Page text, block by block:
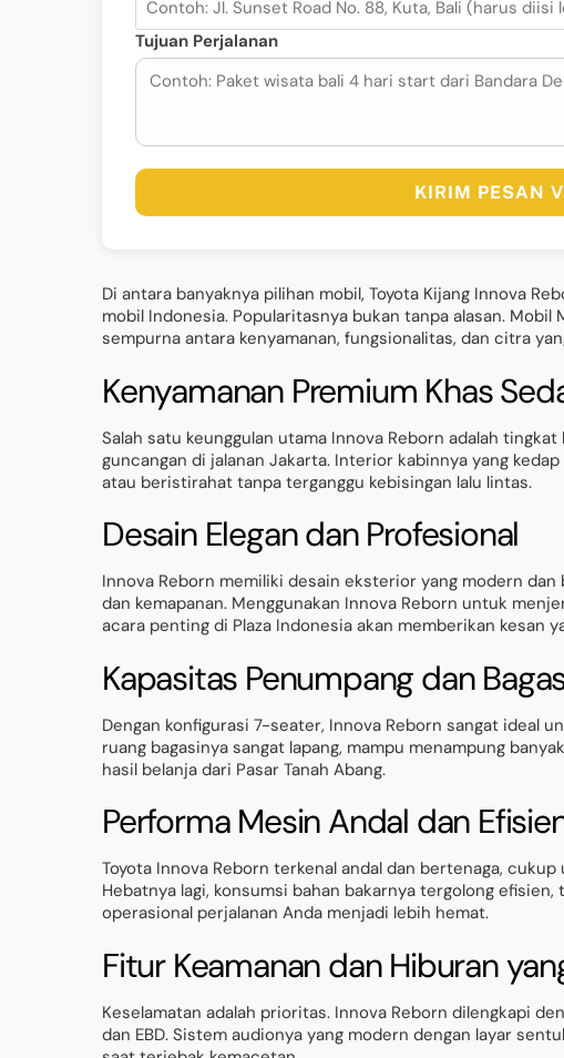
Tujuan Perjalanan
KIRIM PESAN
Di antara banyaknya pilihan mobil, Toyota Kijang Innova
mobil Indonesia. Popularitasnya bukan tanpa alasan.
sempurna antara kenyamanan, fungsionalitas, dan citra
Kenyamanan Premium Khas
Salah satu keunggulan utama Innova Reborn adalah
guncangan di jalanan Jakarta. Interior kabinnya yang
atau beristirahat tanpa terganggu kebisingan lalu lintas.
Desain Elegan dan Profesional
Innova Reborn memiliki desain eksterior yang modern
dan kemapanan. Menggunakan Innova Reborn untuk
acara penting di Plaza Indonesia akan memberikan kesan
Kapasitas Penumpang dan
Dengan konfigurasi 7-seater, Innova Reborn sangat ideal
ruang bagasinya sangat lapang, mampu menampung
hasil belanja dari Pasar Tanah Abang.
Performa Mesin Andal dan
Toyota Innova Reborn terkenal andal dan bertenaga,
Hebatnya lagi, konsumsi bahan bakarnya tergolong
operasional perjalanan Anda menjadi lebih hemat.
Fitur Keamanan dan Hiburan
Keselamatan adalah prioritas. Innova Reborn dilengkapi
dan EBD. Sistem audionya yang modern dengan layar